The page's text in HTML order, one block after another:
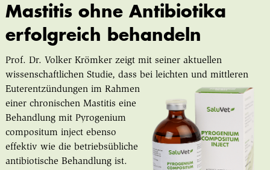
Mastitis ohne Antibiotika
erfolgreich behandeln
Prof. Dr. Volker Krömker zeigt mit seiner aktuellen
wissenschaftlichen Studie, dass bei leichten und mittleren
Euterentzündungen im Rahmen
einer chronischen Mastitis eine
Behandlung mit Pyrogenium
compositum inject ebenso
effektiv wie die betriebsübliche
antibiotische Behandlung ist.